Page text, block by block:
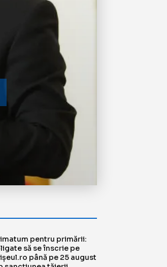
pentru primării:
să se înscrie pe
până pe 25 august